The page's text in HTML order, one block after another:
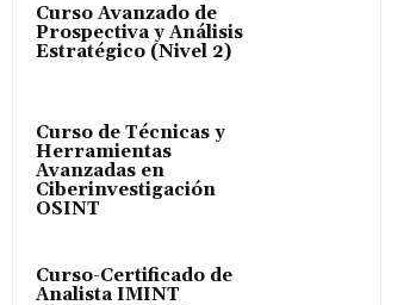
Curso Avanzado de
Prospectiva y Análisis
Estratégico (Nivel 2)
Curso de Técnicas y
Herramientas
Avanzadas en
Ciberinvestigación
OSINT
Curso-Certificado de
Analista IMINT